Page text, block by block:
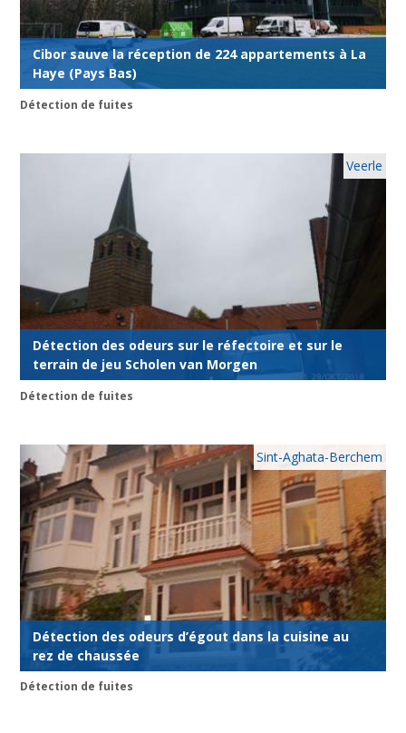
Cibor sauve la réception de 224 appartements à La
Haye (Pays Bas)
Détection de fuites
Détection des odeurs sur le réfectoire et sur le
terrain de jeu Scholen van Morgen
Veerle
Détection de fuites
Détection des odeurs d’égout dans la cuisine au
rez de chaussée
Sint-Aghata-Berchem
Détection de fuites